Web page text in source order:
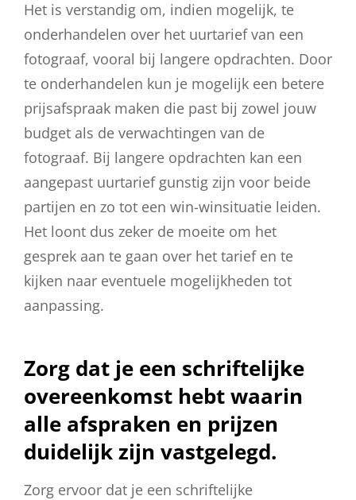
Het is verstandig om, indien mogelijk, te
onderhandelen over het uurtarief van een
fotograaf, vooral bij langere opdrachten. Door
te onderhandelen kun je mogelijk een betere
prijsafspraak maken die past bij zowel jouw
budget als de verwachtingen van de
fotograaf. Bij langere opdrachten kan een
aangepast uurtarief gunstig zijn voor beide
partijen en zo tot een win-winsituatie leiden.
Het loont dus zeker de moeite om het
gesprek aan te gaan over het tarief en te
kijken naar eventuele mogelijkheden tot
aanpassing.
Zorg dat je een schriftelijke
overeenkomst hebt waarin
alle afspraken en prijzen
duidelijk zijn vastgelegd.
Zorg ervoor dat je een schriftelijke